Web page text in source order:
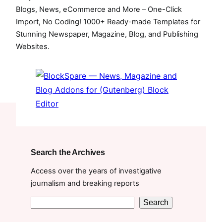
e
b
o
t
t
e
T
u
b
Blogs, News, eCommerce and More – One-Click
Import, No Coding! 1000+ Ready-made Templates for
Stunning Newspaper, Magazine, Blog, and Publishing
Websites.
Search the Archives
Access over the years of investigative
journalism and breaking reports
Search